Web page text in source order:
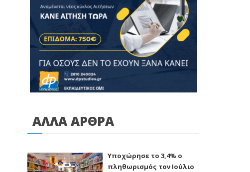
ΑΛΛΑ ΑΡΘΡΑ
Υποχώρησε το 3,4% ο
πληθωρισμός τον Ιούλιο